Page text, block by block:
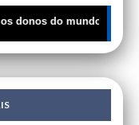
do mundo querem